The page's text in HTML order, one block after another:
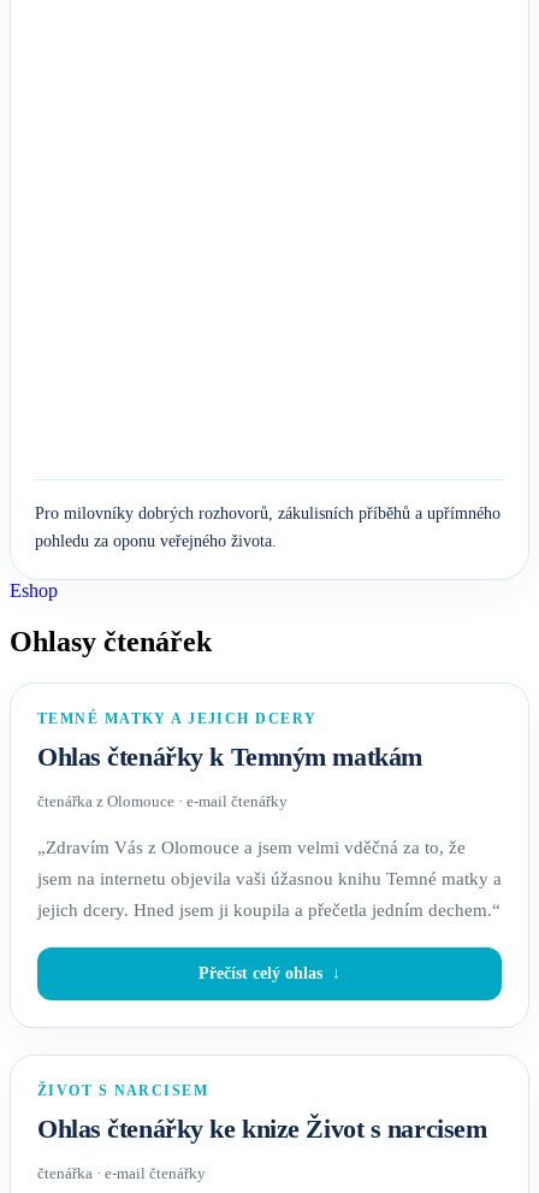
Pro milovníky dobrých rozhovorů, zákulisních příběhů a upřímného
pohledu za oponu veřejného života.
Eshop
Ohlasy čtenářek
TEMNÉ MATKY A JEJICH DCERY
Ohlas čtenářky k Temným matkám
čtenářka z Olomouce · e-mail čtenářky
„Zdravím Vás z Olomouce a jsem velmi vděčná za to, že
jsem na internetu objevila vaši úžasnou knihu Temné matky a
jejich dcery. Hned jsem ji koupila a přečetla jedním dechem.“
Přečíst celý ohlas
ŽIVOT S NARCISEM
Ohlas čtenářky ke knize Život s narcisem
čtenářka · e-mail čtenářky